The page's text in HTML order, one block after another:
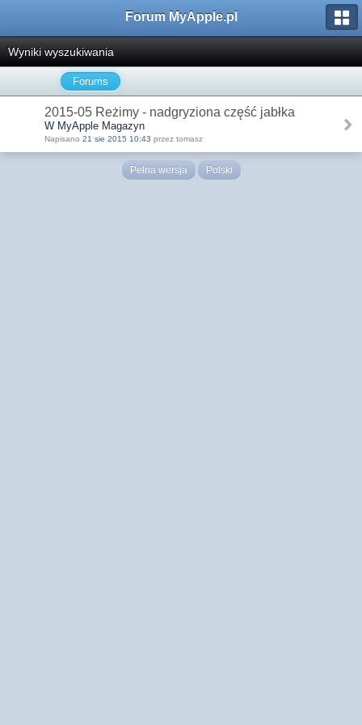
Forum MyApple.pl
Wyniki wyszukiwania
Forums
2015-05 Reżimy - nadgryziona część jabłka
W MyApple Magazyn
Napisano 21 sie 2015 10:43 przez tomasz
Pełna wersja Polski